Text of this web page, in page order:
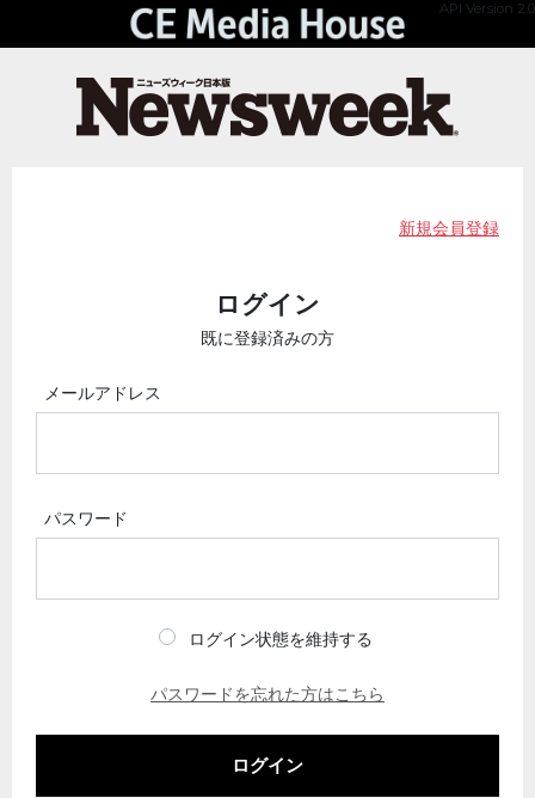
API Version 2.0
新規会員登録
ログイン
既に登録済みの方
メールアドレス
パスワード
ログイン状態を維持する
パスワードを忘れた方はこちら
ログイン